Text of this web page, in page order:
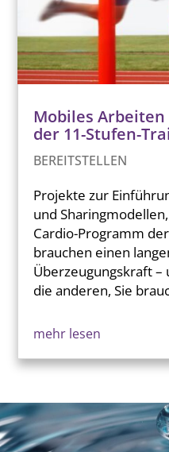
Mobiles
der 11-Stufen-
BEREITSTELLEN
Projekte zur
und
Cardio-Programm
brauchen einen
Überzeugungskraft
die anderen, Sie
mehr lesen